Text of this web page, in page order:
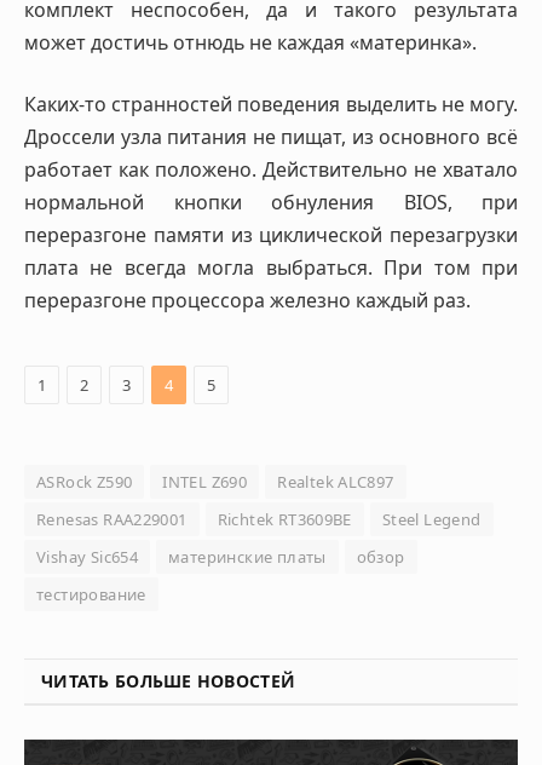
комплект неспособен, да и такого результата
может достичь отнюдь не каждая «материнка».
Каких-то странностей поведения выделить не могу.
Дроссели узла питания не пищат, из основного всё
работает как положено. Действительно не хватало
нормальной кнопки обнуления BIOS, при
переразгоне памяти из циклической перезагрузки
плата не всегда могла выбраться. При том при
переразгоне процессора железно каждый раз.
1 2 3 4 5
ASRock Z590 INTEL Z690
Realtek ALC897
Renesas RAA229001
Richtek RT3609BE
Steel Legend
Vishay Sic654
материнские платы
обзор
тестирование
ЧИТАТЬ БОЛЬШЕ НОВОСТЕЙ